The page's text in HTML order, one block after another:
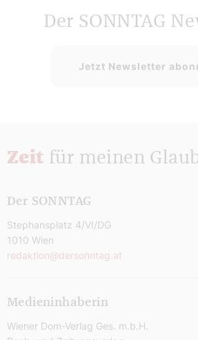
Der SONNTAG
Jetzt Newsletter
Zeit für meinen
Der SONNTAG
Stephansplatz 4/VI/DG
1010 Wien
redaktion@dersonntag.at
Medieninhaberin
Wiener Dom-Verlag Ges. m.b.H.